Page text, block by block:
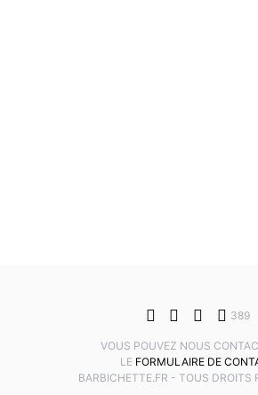
389
VOUS POUVEZ NOUS
LE FORMULAIRE DE
BARBICHETTE.FR - TOUS DROITS